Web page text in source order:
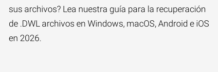
sus archivos? Lea nuestra guía para la recuperación
de .DWL archivos en Windows, macOS, Android e iOS
en 2026.